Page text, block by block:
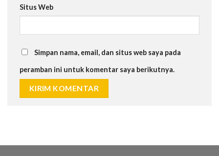
Situs Web
Simpan nama, email, dan situs web saya pada
peramban ini untuk komentar saya berikutnya.